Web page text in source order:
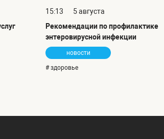
15:13
5 августа
Рекомендации по профилактике
энтеровирусной инфекции
новости
# здоровье